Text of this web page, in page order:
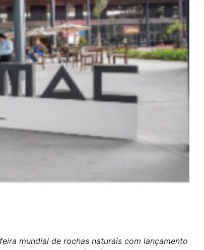
feira mundial de rochas naturais com lançamento